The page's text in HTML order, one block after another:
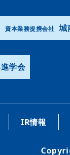
資本業務提携会社 城
学会
IR情報